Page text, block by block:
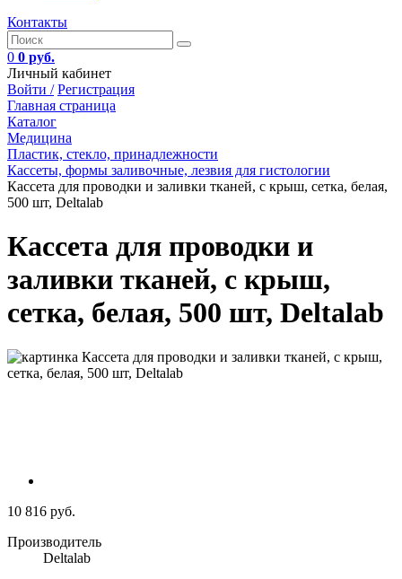
Контакты
0 0 руб.
Личный кабинет
Войти / Регистрация
Главная страница
Каталог
Медицина
Пластик, стекло, принадлежности
Кассеты, формы заливочные, лезвия для гистологии
Кассета для проводки и заливки тканей, с крыш, сетка, белая,
500 шт, Deltalab
Кассета для проводки и
заливки тканей, с крыш,
сетка, белая, 500 шт, Deltalab
10 816 руб.
Производитель
Deltalab